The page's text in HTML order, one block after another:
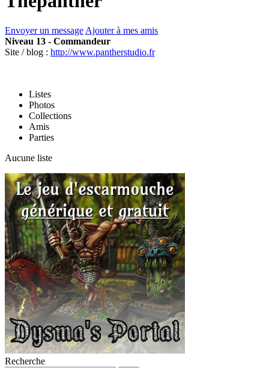
Envoyer un message Ajouter à mes amis
Niveau 13 - Commandeur
Site / blog : http://www.pantherstudio.fr
Listes
Photos
Collections
Amis
Parties
Aucune liste
Recherche